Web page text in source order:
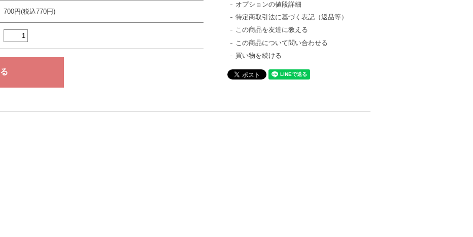
700円(税込770円)
オプションの値段詳細
特定商取引法に基づく表記（返品等）
この商品を友達に教える
この商品について問い合わせる
買い物を続ける